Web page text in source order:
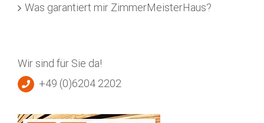
Was garantiert mir ZimmerMeisterHaus?
Wir sind für Sie da!
+49 (0)6204 2202